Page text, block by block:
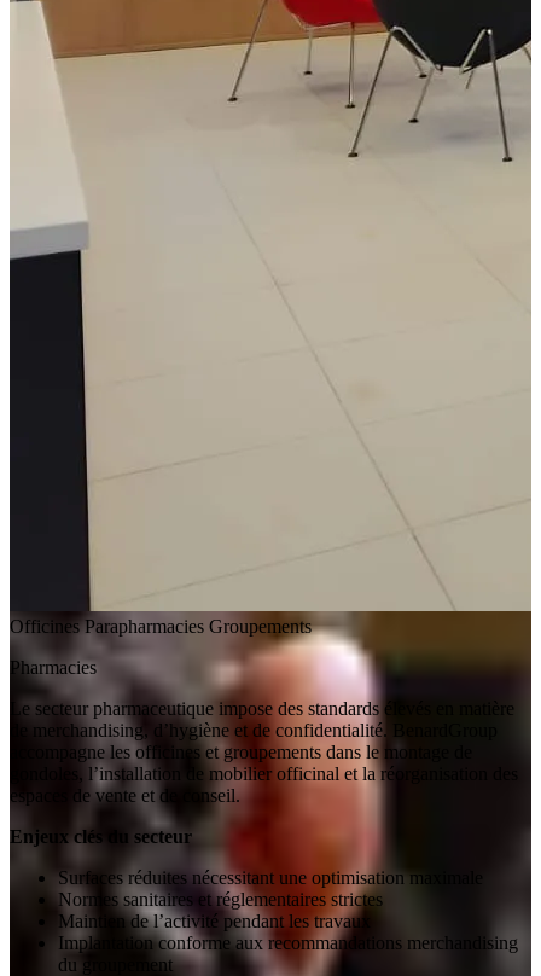
Officines Parapharmacies Groupements
Pharmacies
Le secteur pharmaceutique impose des standards élevés en matière
de merchandising, d’hygiène et de confidentialité. BenardGroup
accompagne les officines et groupements dans le montage de
gondoles, l’installation de mobilier officinal et la réorganisation des
espaces de vente et de conseil.
Enjeux clés du secteur
Surfaces réduites nécessitant une optimisation maximale
Normes sanitaires et réglementaires strictes
Maintien de l’activité pendant les travaux
Implantation conforme aux recommandations merchandising
du groupement